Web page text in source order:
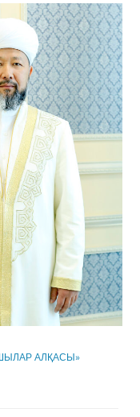
АЛҚАСЫ»